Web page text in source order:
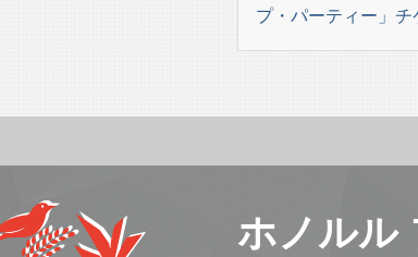
プ・パーティー」チ
ホノルル